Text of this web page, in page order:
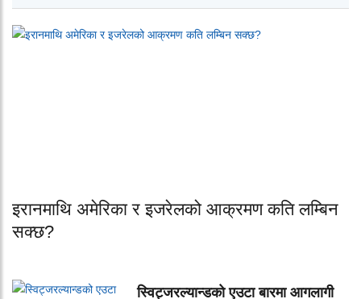
इरानमाथि अमेरिका र इजरेलको आक्रमण कति लम्बिन
सक्छ?
स्विट्जरल्यान्डको एउटा बारमा आगलागी